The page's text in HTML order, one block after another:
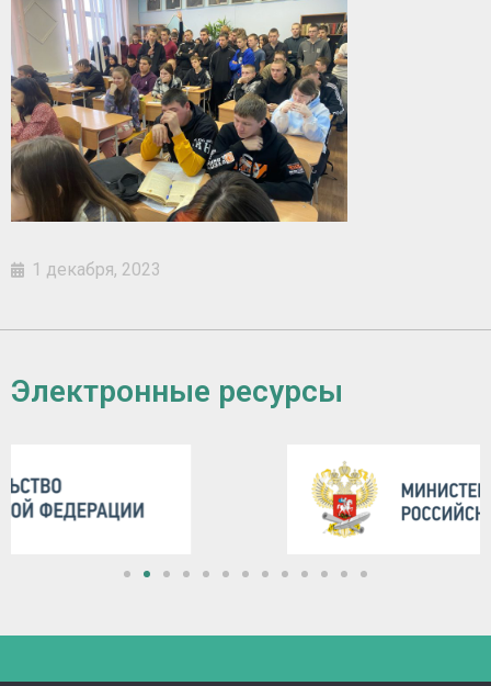
1 декабря, 2023
Электронные ресурсы